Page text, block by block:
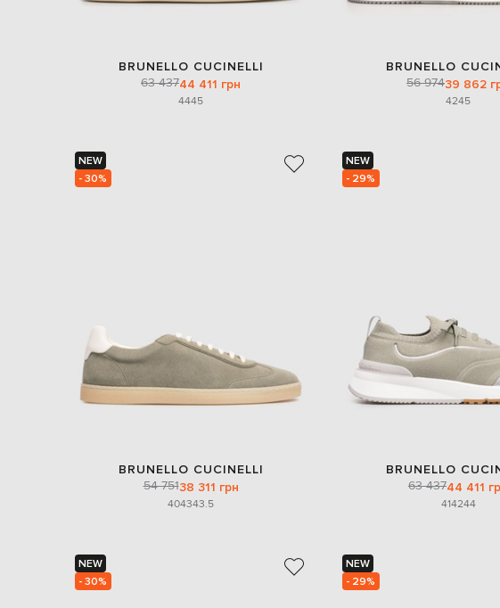
BRUNELLO CUCINELLI
63 43744 411 грн
4445
BRUNELLO
56 97439 862
4245
NEW
- 30%
BRUNELLO CUCINELLI
54 75138 311 грн
404343.5
NEW
- 29%
BRUNELLO
63 43744 411
414244
NEW
- 30%
NEW
- 29%